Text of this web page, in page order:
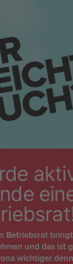
Betriebsrat
und das ist
wichtiger